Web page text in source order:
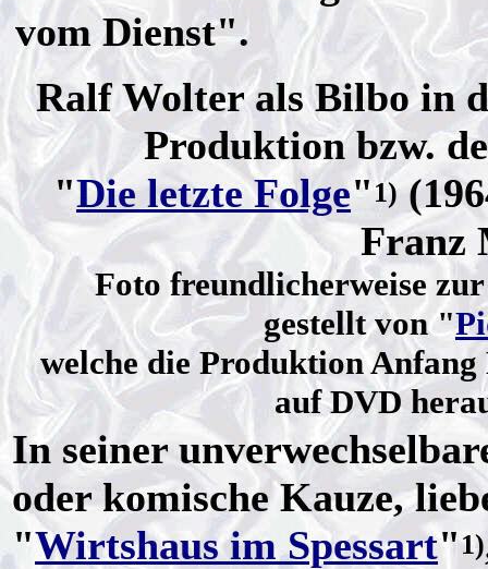
vom Dienst".
Ralf Wolter als Bilbo in
Produktion bzw.
"Die letzte Folge"1)
Franz
Foto freundlicherweise
gestellt von "
welche die Produktion
auf DVD
In seiner
oder komische Kauze,
"Wirtshaus im Spessart"1)